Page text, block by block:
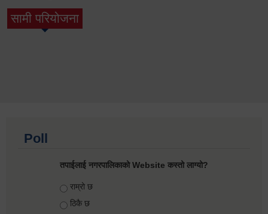
सामी परियोजना
(active tab)
Poll
तपाईलाई नगरपालिकाको Website कस्तो लाग्यो?
Choices
राम्रो छ
ठिकै छ